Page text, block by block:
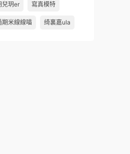
兒玥er 寫真模特
期米線線喵 绮裏嘉ula